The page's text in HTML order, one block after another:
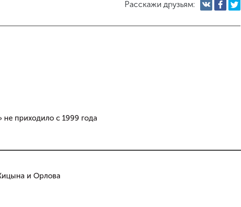
Расскажи друзьям:
приходило с 1999 года
и Орлова